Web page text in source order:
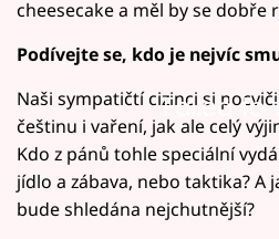
cheesecake a měl by se dobře
Podívejte se, kdo je nejvíc
Failed to
Naši sympatičtí cizinci si
češtinu i vaření, jak ale celý
Kdo z pánů tohle speciální
jídlo a zábava, nebo taktika? A
bude shledána nejchutnější?